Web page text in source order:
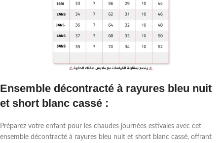
Ensemble décontracté à rayures bleu nuit
et short blanc cassé :
Préparez votre enfant pour les chaudes journées estivales avec cet
ensemble décontracté à rayures bleu nuit et short blanc cassé, offrant